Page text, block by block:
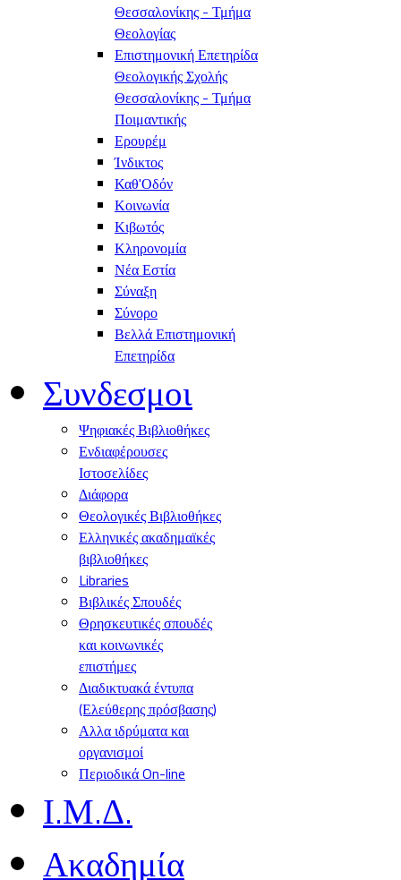
Θεσσαλονίκης - Τμήμα
Θεολογίας
Επιστημονική Επετηρίδα
Θεολογικής Σχολής
Θεσσαλονίκης - Τμήμα
Ποιμαντικής
Ερουρέμ
Ίνδικτος
Καθ'Οδόν
Κοινωνία
Κιβωτός
Κληρονομία
Νέα Εστία
Σύναξη
Σύνορο
Βελλά Επιστημονική
Επετηρίδα
Συνδεσμοι
Ψηφιακές Βιβλιοθήκες
Ενδιαφέρουσες
Ιστοσελίδες
Διάφορα
Θεολογικές Βιβλιοθήκες
Ελληνικές ακαδημαϊκές
βιβλιοθήκες
Libraries
Βιβλικές Σπουδές
Θρησκευτικές σπουδές
και κοινωνικές
επιστήμες
Διαδικτυακά έντυπα
(Ελεύθερης πρόσβασης)
Αλλα ιδρύματα και
οργανισμοί
Περιοδικά On-line
Ι.Μ.Δ.
Ακαδημία